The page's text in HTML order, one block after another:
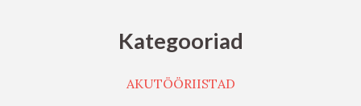
Kategooriad
AKUTÖÖRIISTAD